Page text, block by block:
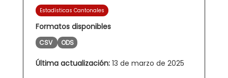
Estadísticas Cantonales
Formatos disponibles
CSV ODS
Última actualización: 13 de marzo de 2025